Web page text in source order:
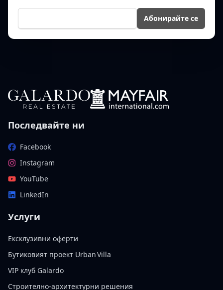
Е-мейл
Абонирайте се
Последвайте ни
Facebook
Instagram
YouTube
LinkedIn
Услуги
Ексклузивни оферти
Бутиковият проект Urban Villa
VIP клуб Galardo
Строително-архитектурни решения